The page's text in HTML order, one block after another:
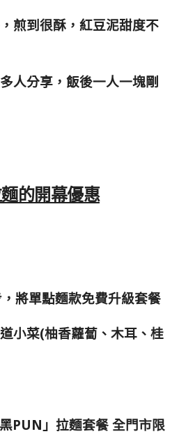
煎到很酥，紅豆泥甜度不
人分享，飯後一人一塊剛
的開幕優惠
將單點麵款免費升級套餐
小菜(柚香蘿蔔、木耳、桂
PUN」拉麵套餐 全門市限